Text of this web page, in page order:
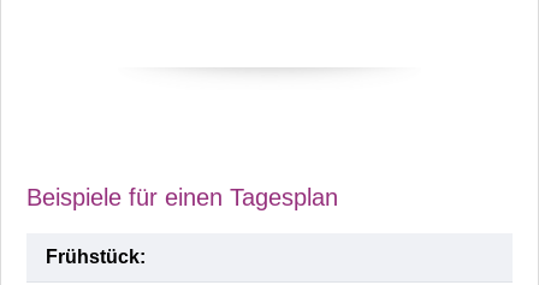
Beispiele für einen Tagesplan
Frühstück: